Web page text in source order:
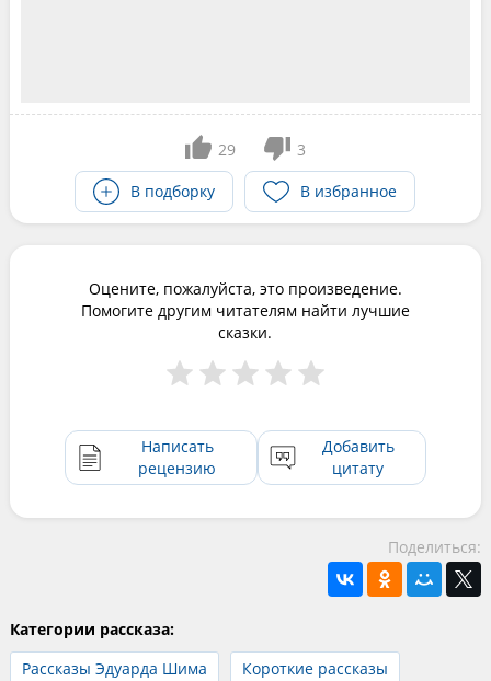
29
3
В подборку
В избранное
Оцените, пожалуйста, это произведение.
Помогите другим читателям найти лучшие
сказки.
Написать
рецензию
Добавить
цитату
Поделиться:
Категории рассказа:
Рассказы Эдуарда Шима
Короткие рассказы